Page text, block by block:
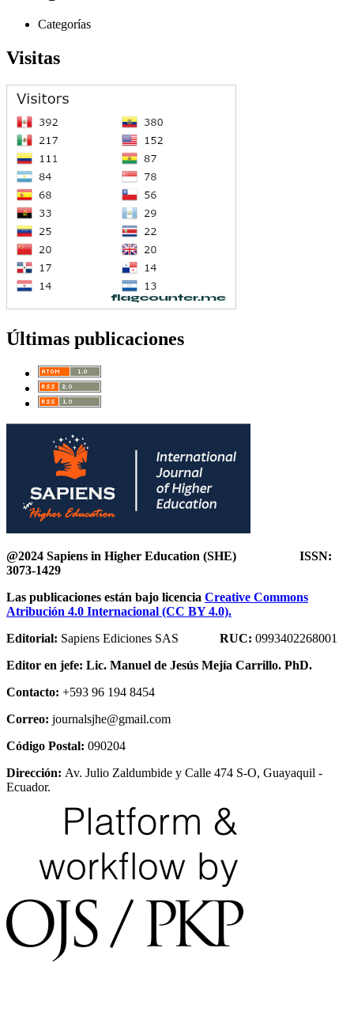
Categorías
Visitas
Últimas publicaciones
@2024 Sapiens in Higher Education (SHE) ISSN:
3073-1429
Las publicaciones están bajo licencia Creative Commons
Atribución 4.0 Internacional (CC BY 4.0).
Editorial: Sapiens Ediciones SAS RUC: 0993402268001
Editor en jefe: Lic. Manuel de Jesús Mejía Carrillo. PhD.
Contacto: +593 96 194 8454
Correo: journalsjhe@gmail.com
Código Postal: 090204
Dirección: Av. Julio Zaldumbide y Calle 474 S-O, Guayaquil -
Ecuador.